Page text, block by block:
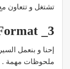
تشتغل و تتعاون
3_ Cv Format
إحنا و بنعمل
ملحوظات مهمة .